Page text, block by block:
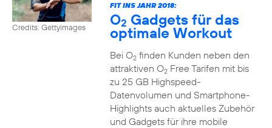
Credits: Gettyimages
FIT INS JAHR 2018:
O2 Gadgets für das
optimale Workout
Bei O2finden Kunden neben den
attraktiven O2Free Tarifen mit bis
zu 25 GB Highspeed-
Datenvolumen und Smartphone-
Highlights auch aktuelles Zubehör
und Gadgets für ihre mobile